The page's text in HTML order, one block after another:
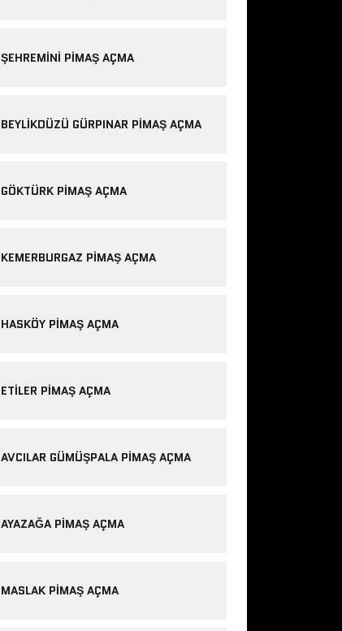
ŞEHREMINI PIMAŞ AÇMA
BEYLIKDÜZÜ GÜRPINAR PIMAŞ AÇMA
GÖKTÜRK PIMAŞ AÇMA
KEMERBURGAZ PIMAŞ AÇMA
HASKÖY PIMAŞ AÇMA
ETILER PIMAŞ AÇMA
AVCILAR GÜMÜŞPALA PIMAŞ AÇMA
AYAZAĞA PIMAŞ AÇMA
MASLAK PIMAŞ AÇMA